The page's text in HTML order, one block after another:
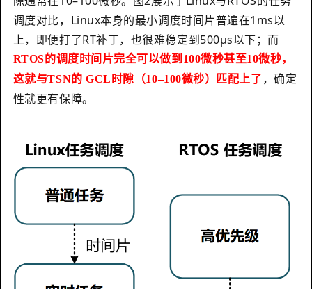
调度对比，Linux本身的最小调度时间片普遍在1ms以
上，即便打了RT补丁，也很难稳定到500µs以下；而
RTOS的调度时间片完全可以做到100微秒甚至10微秒，
这就与TSN的 GCL时隙（10–100微秒）匹配上了 ，确定
性就更有保障。